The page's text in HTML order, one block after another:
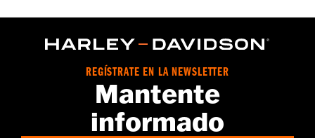
REGÍSTRATE EN LA NEWSLETTER
Mantente
informado